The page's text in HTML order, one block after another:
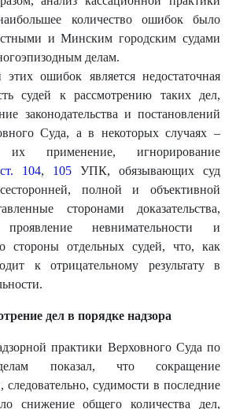
количество ошибок было
и Минским городским судами
делам.
ошибок является недостаточная
судей к рассмотрению таких дел,
законодательства и постановлений
Суда, а в некоторых случаях –
их применение, игнорирование
104, 105 УПК, обязывающих суд
полной и объективной
сторонами доказательства,
проявление невнимательности и
стороны отдельных судей, что, как
к отрицательному результату в
дел в порядке надзора
практики Верховного Суда по
показал, что сокращение
следовательно, судимости в последние
снижение общего количества дел,